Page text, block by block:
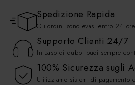
Spedizione Rapida
Gli ordini sono evasi entro 24 ore
Supporto Clienti 24/7
In caso di dubbi puoi sempre
100% Sicurezza sugli
Utilizziamo sistemi di pagamento